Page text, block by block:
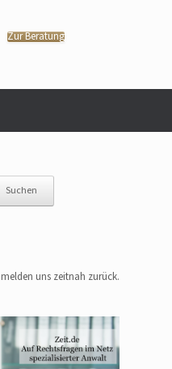
Zur Beratung
Suchen
uns zeitnah zurück.